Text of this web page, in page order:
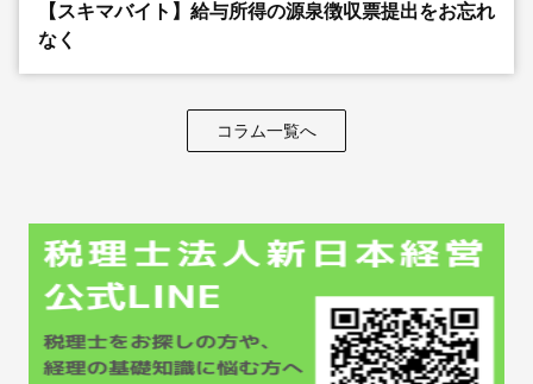
【スキマバイト】給与所得の源泉徴収票提出をお忘れ
なく
コラム一覧へ